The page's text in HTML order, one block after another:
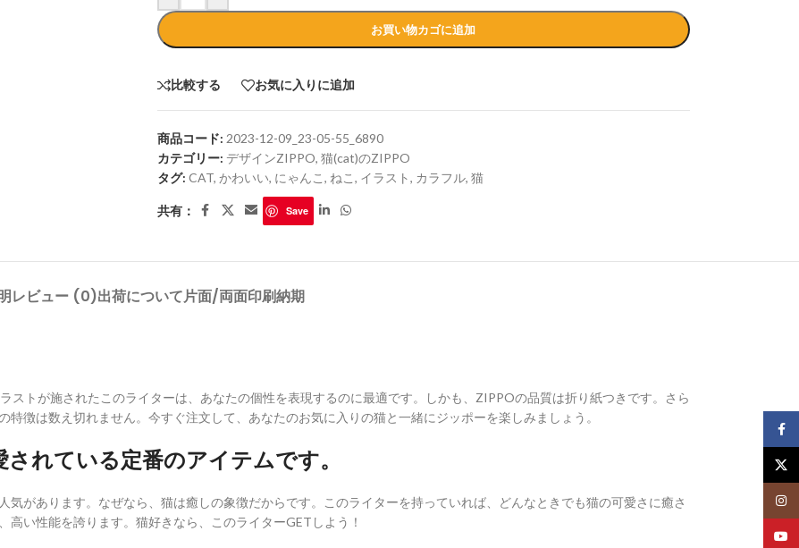
広がるデザインジッポ
お買い物カゴに追加
比較する お気に入りに追加
商品コード: 2023-12-09_23-05-55_6890
カテゴリー: デザインZIPPO, 猫(cat)のZIPPO
タグ: CAT, かわいい, にゃんこ , ねこ , イラスト, カラフル, 猫
共有： Save
レビュー (0)出荷について片面/両面印刷納期
ストが施されたこのライターは、あなたの個性を表現するのに最適です。しかも、ZIPPOの品質は折り紙つきです。さら
徴は数え切れません。今すぐ注文して、あなたのお気に入りの猫と一緒にジッポーを楽しみましょう。
れている定番のアイテムです。
があります。なぜなら、猫は癒しの象徴だからです。このライターを持っていれば、どんなときでも猫の可愛さに癒さ
い性能を誇ります。猫好きなら、このライターGETしよう！
イン
ユー